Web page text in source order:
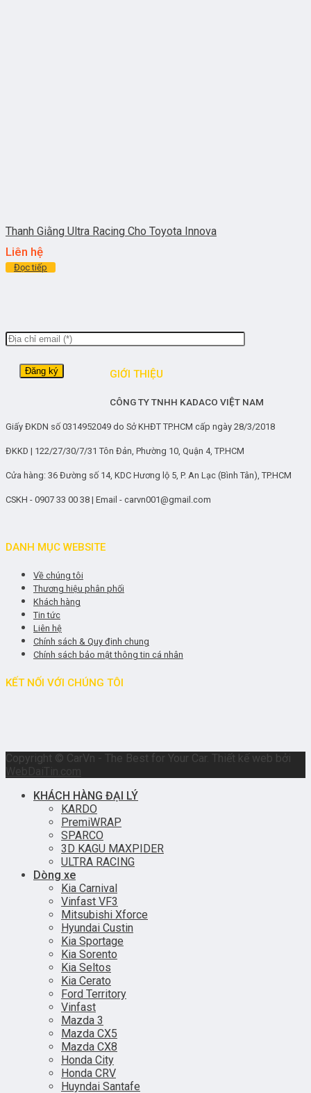
Thanh Giằng Ultra Racing Cho Toyota Innova
Liên hệ
Đọc tiếp
GIỚI THIỆU
CÔNG TY TNHH KADACO VIỆT NAM
Giấy ĐKDN số 0314952049 do Sở KHĐT TP.HCM cấp ngày 28/3/2018
ĐKKD | 122/27/30/7/31 Tôn Đản, Phường 10, Quận 4, TP.HCM
Cửa hàng: 36 Đường số 14, KDC Hương lộ 5, P. An Lạc (Bình Tân), TP.HCM
CSKH - 0907 33 00 38 | Email - carvn001@gmail.com
DANH MỤC WEBSITE
Về chúng tôi
Thương hiệu phân phối
Khách hàng
Tin tức
Liên hệ
Chính sách & Quy định chung
Chính sách bảo mật thông tin cá nhân
KẾT NỐI VỚI CHÚNG TÔI
Copyright © CarVn - The Best for Your Car. Thiết kế web bởi
WebDaiTin.com
KHÁCH HÀNG ĐẠI LÝ
KARDO
PremiWRAP
SPARCO
3D KAGU MAXPIDER
ULTRA RACING
Dòng xe
Kia Carnival
Vinfast VF3
Mitsubishi Xforce
Hyundai Custin
Kia Sportage
Kia Sorento
Kia Seltos
Kia Cerato
Ford Territory
Vinfast
Mazda 3
Mazda CX5
Mazda CX8
Honda City
Honda CRV
Huyndai Santafe